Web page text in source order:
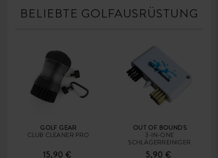
BELIEBTE GOLFAUSRÜSTUNG
GOLF GEAR
CLUB CLEANER PRO
15,90 €
OUT OF BOUNDS
3-IN-ONE
SCHLÄGERREINIGER
5,90 €